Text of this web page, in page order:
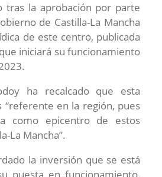
tras la aprobación por parte
de Castilla-La Mancha
de este centro, publicada
iniciará su funcionamiento
ha recalcado que esta
“referente en la región, pues
como epicentro de estos
La Mancha”.
la inversión que se está
puesta en funcionamiento,